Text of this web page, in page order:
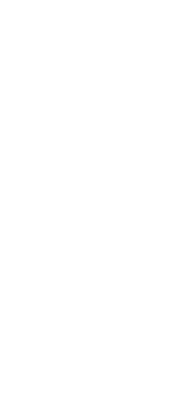
Este
su esposa, la
su carrera
como las
El actor ha
de que «el
siquiera
En concreto,